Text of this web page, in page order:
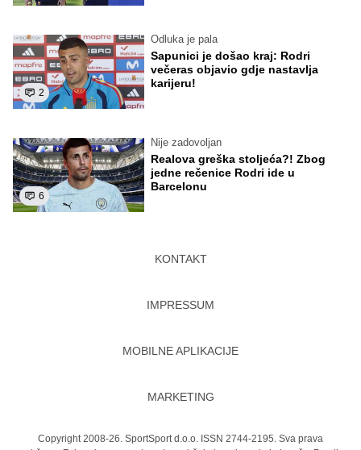
2
Odluka je pala
Sapunici je došao kraj: Rodri
večeras objavio gdje nastavlja
karijeru!
6
Nije zadovoljan
Realova greška stoljeća?! Zbog
jedne rečenice Rodri ide u
Barcelonu
KONTAKT
IMPRESSUM
MOBILNE APLIKACIJE
MARKETING
Copyright 2008-26. SportSport d.o.o. ISSN 2744-2195. Sva prava